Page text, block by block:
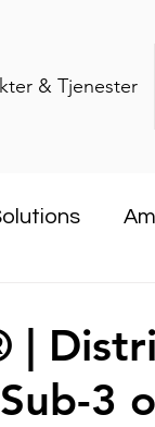
& Tjenester
|
3